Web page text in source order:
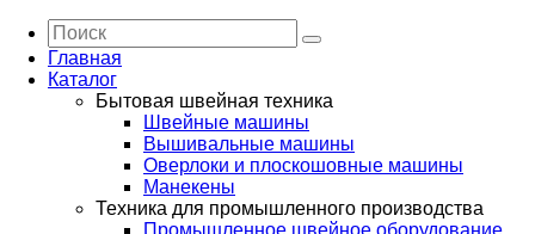
Главная
Каталог
Бытовая швейная техника
Швейные машины
Вышивальные машины
Оверлоки и плоскошовные машины
Манекены
Техника для промышленного производства
Промышленное швейное оборудование